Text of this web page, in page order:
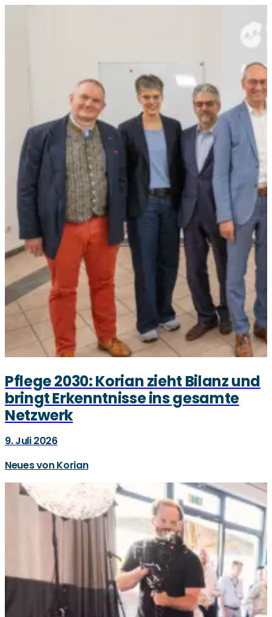
Pflege 2030: Korian zieht Bilanz und
bringt Erkenntnisse ins gesamte
Netzwerk
9. Juli 2026
Neues von Korian